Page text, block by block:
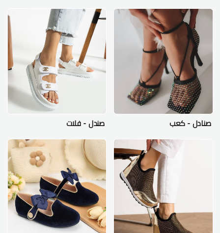
صنادل - كعب صندل - فلات